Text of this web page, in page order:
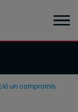
un compromís